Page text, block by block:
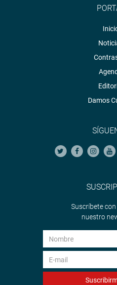
Damos
Suscríbete
nuestro